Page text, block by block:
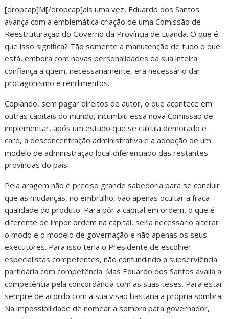
[dropcap]M[/dropcap]ais uma vez, Eduardo dos Santos
avança com a emblemática criação de uma Comissão de
Reestruturação do Governo da Província de Luanda. O que é
que isso significa? Tão somente a manutenção de tudo o que
está, embora com novas personalidades da sua inteira
confiança a quem, necessariamente, era necessário dar
protagonismo e rendimentos.
Copiando, sem pagar direitos de autor, o que acontece em
outras capitais do mundo, incumbiu essa nova Comissão de
implementar, após um estudo que se calcula demorado e
caro, a desconcentração administrativa e a adopção de um
modelo de administração local diferenciado das restantes
províncias do país.
Pela aragem não é preciso grande sabedoria para se concluir
que as mudanças, no embrulho, vão apenas ocultar a fraca
qualidade do produto. Para pôr a capital em ordem, o que é
diferente de impor ordem na capital, seria necessário alterar
o modo e o modelo de governação e não apenas os seus
executores. Para isso teria o Presidente de escolher
especialistas competentes, não confundindo a subserviência
partidária com competência. Mas Eduardo dos Santos avalia a
competência pela concordância com as suas teses. Para estar
sempre de acordo com a sua visão bastaria a própria sombra.
Na impossibilidade de nomear a sombra para governador,